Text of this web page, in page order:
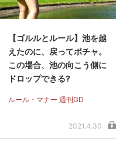
【ゴルルとルール】池を越
えたのに、戻ってポチャ。
この場合、池の向こう側に
ドロップできる?
ルール・マナー 週刊GD
2021.4.30